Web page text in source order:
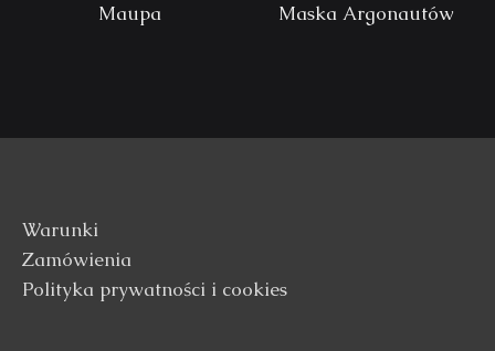
Maupa Maska Argonautów
Warunki
Zamówienia
Polityka prywatności i cookies